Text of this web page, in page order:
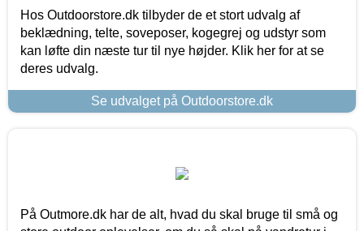
Hos Outdoorstore.dk tilbyder de et stort udvalg af
beklædning, telte, soveposer, kogegrej og udstyr som
kan løfte din næste tur til nye højder. Klik her for at se
deres udvalg.
Se udvalget på Outdoorstore.dk
På Outmore.dk har de alt, hvad du skal bruge til små og